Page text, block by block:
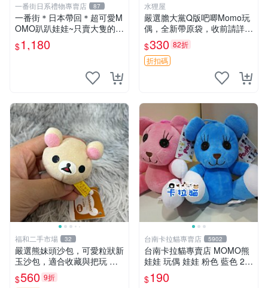
一番街日系禮物專賣店 87
一番街＊日本帶回＊超可愛M
OMO趴趴娃娃~只賣大隻的1
號~單隻價～生日禮物
$1,180
水狸屋
嚴選膽大黨Q版吧唧Momo玩
偶，全新帶原袋，收前請詳讀
收物須知。非偏遠地區同城可
取。 膽大黨 Q版 陳冠希 妙Q
玩偶
$330 82折
折扣碼
福和二手市場 32
嚴選熊妹頭沙包，可愛粒狀新
玉沙包，適合收藏與把玩 熊
妹 沙包 玉石
$560 9折
台南卡拉貓專賣店 5902
台南卡拉貓專賣店 MOMO熊
娃娃 玩偶 娃娃 粉色 藍色 2色
分售
$190